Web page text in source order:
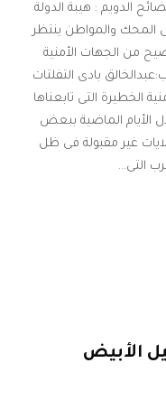
الدويم : هيبة الدولة
المحك والمواطن ينتظر
من الجهات الأمنية
بادى التفلتات
الخطيرة التى تابعناها
الأيام الماضية ببعض
غير مقبولة فى ظل
التى…
الأبيض